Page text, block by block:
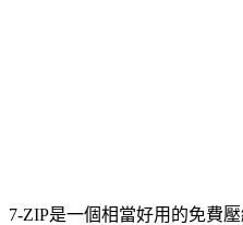
7-ZIP是一個相當好用的免費